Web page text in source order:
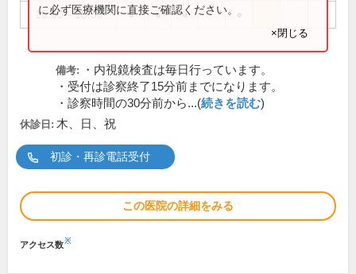
15:00～18:00 ● ● ●
に必ず医療機関に直接ご確認ください。
×閉じる
備考:
・内視鏡検査は毎日行っています。
・受付は診察終了15分前までになります。
・診察時間の30分前から...(続きを読む)
休診日: 木、日、祝
初診・再診電話受付
この医院の詳細をみる
アクセス数※